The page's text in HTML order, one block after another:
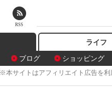
ブログ ショッピング
ライフ
※本サイトはアフィリエイト広告を利
RSS